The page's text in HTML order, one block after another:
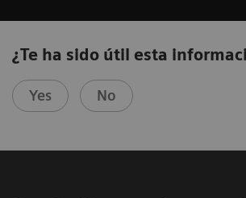
¿Te ha sido útil esta
Yes No